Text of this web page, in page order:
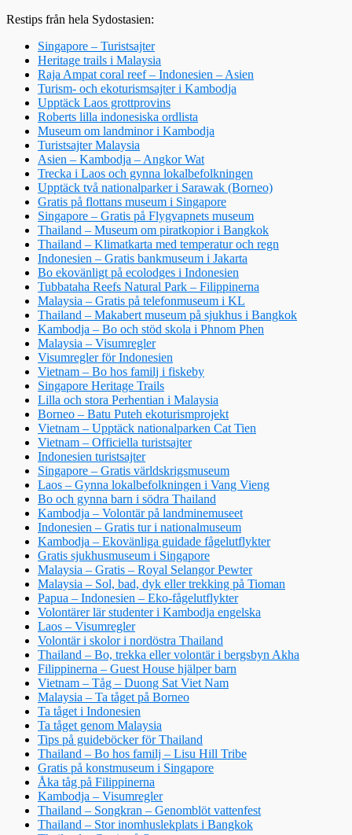
Restips från hela Sydostasien:
Singapore – Turistsajter
Heritage trails i Malaysia
Raja Ampat coral reef – Indonesien – Asien
Turism- och ekoturismsajter i Kambodja
Upptäck Laos grottprovins
Roberts lilla indonesiska ordlista
Museum om landminor i Kambodja
Turistsajter Malaysia
Asien – Kambodja – Angkor Wat
Trecka i Laos och gynna lokalbefolkningen
Upptäck två nationalparker i Sarawak (Borneo)
Gratis på flottans museum i Singapore
Singapore – Gratis på Flygvapnets museum
Thailand – Museum om piratkopior i Bangkok
Thailand – Klimatkarta med temperatur och regn
Indonesien – Gratis bankmuseum i Jakarta
Bo ekovänligt på ecolodges i Indonesien
Tubbataha Reefs Natural Park – Filippinerna
Malaysia – Gratis på telefonmuseum i KL
Thailand – Makabert museum på sjukhus i Bangkok
Kambodja – Bo och stöd skola i Phnom Phen
Malaysia – Visumregler
Visumregler för Indonesien
Vietnam – Bo hos familj i fiskeby
Singapore Heritage Trails
Lilla och stora Perhentian i Malaysia
Borneo – Batu Puteh ekoturismprojekt
Vietnam – Upptäck nationalparken Cat Tien
Vietnam – Officiella turistsajter
Indonesien turistsajter
Singapore – Gratis världskrigsmuseum
Laos – Gynna lokalbefolkningen i Vang Vieng
Bo och gynna barn i södra Thailand
Kambodja – Volontär på landminemuseet
Indonesien – Gratis tur i nationalmuseum
Kambodja – Ekovänliga guidade fågelutflykter
Gratis sjukhusmuseum i Singapore
Malaysia – Gratis – Royal Selangor Pewter
Malaysia – Sol, bad, dyk eller trekking på Tioman
Papua – Indonesien – Eko-fågelutflykter
Volontärer lär studenter i Kambodja engelska
Laos – Visumregler
Volontär i skolor i nordöstra Thailand
Thailand – Bo, trekka eller volontär i bergsbyn Akha
Filippinerna – Guest House hjälper barn
Vietnam – Tåg – Duong Sat Viet Nam
Malaysia – Ta tåget på Borneo
Ta tåget i Indonesien
Ta tåget genom Malaysia
Tips på guideböcker för Thailand
Thailand – Bo hos familj – Lisu Hill Tribe
Gratis på konstmuseum i Singapore
Åka tåg på Filippinerna
Kambodja – Visumregler
Thailand – Songkran – Genomblöt vattenfest
Thailand – Stor inomhuslekplats i Bangkok